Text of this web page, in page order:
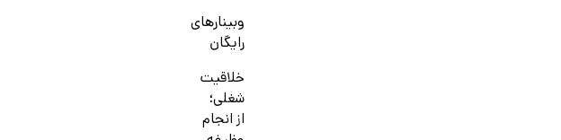
وبینارهای
رایگان
خلاقیت
شغلی؛
از انجام